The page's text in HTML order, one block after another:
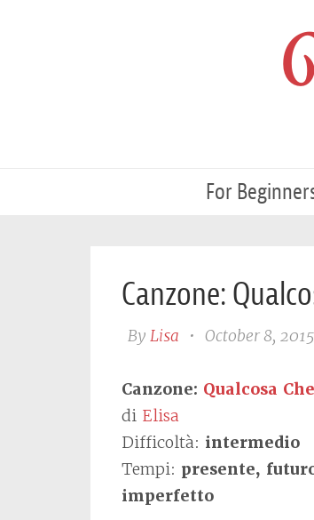
For
Canzone:
By Lisa • October 8, 2015
Canzone: Qualcosa
di Elisa
Difficoltà: intermedio
Tempi: presente,
imperfetto